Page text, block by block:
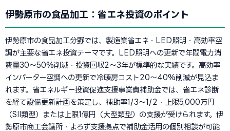
伊勢原市の食品加工：省エネ投資のポイント
伊勢原市の食品加工分野では、製造業省エネ・LED照明・高効率空
調が主要な省エネ投資テーマです。LED照明への更新で年間電力消
費量30〜50%削減・投資回収2〜3年が標準的な実績です。高効率
インバーター空調への更新で冷暖房コスト20〜40%削減が見込ま
れます。省エネルギー投資促進支援事業費補助金では、省エネ診断
を経て設備更新計画を策定し、補助率1/3〜1/2・上限5,000万円
（SII類型）または上限1億円（大型類型）の支援が受けられます。伊
勢原市商工会議所・よろず支援拠点で補助金活用の個別相談が可能